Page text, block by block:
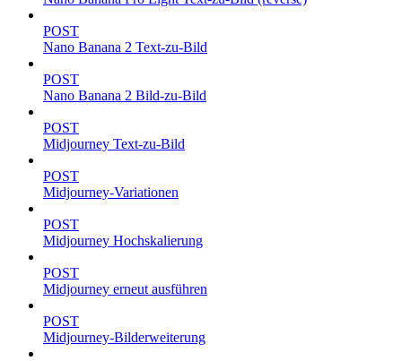
POST
Nano Banana 2 Text-zu-Bild
POST
Nano Banana 2 Bild-zu-Bild
POST
Midjourney Text-zu-Bild
POST
Midjourney-Variationen
POST
Midjourney Hochskalierung
POST
Midjourney erneut ausführen
POST
Midjourney-Bilderweiterung